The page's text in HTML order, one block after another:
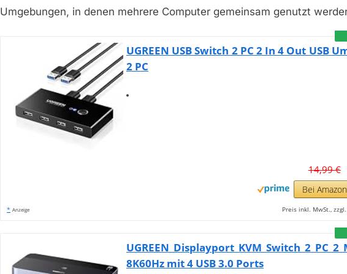
Umgebungen, in denen mehrere Computer gemeinsam genutzt
UGREEN USB Switch 2 PC 2 In 4 Out USB
2 PC
14,99 €
Bei
* Anzeige Preis inkl. MwSt.,
UGREEN Displayport KVM Switch 2 PC 2
8K60Hz mit 4 USB 3.0 Ports